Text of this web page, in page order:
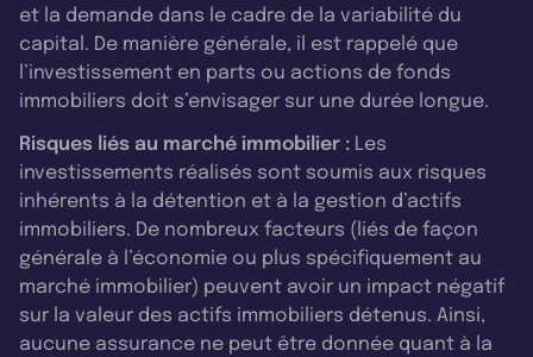
et la demande dans le cadre de la variabilité du
capital. De manière générale, il est rappelé que
l’investissement en parts ou actions de fonds
immobiliers doit s’envisager sur une durée longue.
Risques liés au marché immobilier : Les
investissements réalisés sont soumis aux risques
inhérents à la détention et à la gestion d’actifs
immobiliers. De nombreux facteurs (liés de façon
générale à l’économie ou plus spécifiquement au
marché immobilier) peuvent avoir un impact négatif
sur la valeur des actifs immobiliers détenus. Ainsi,
aucune assurance ne peut être donnée quant à la